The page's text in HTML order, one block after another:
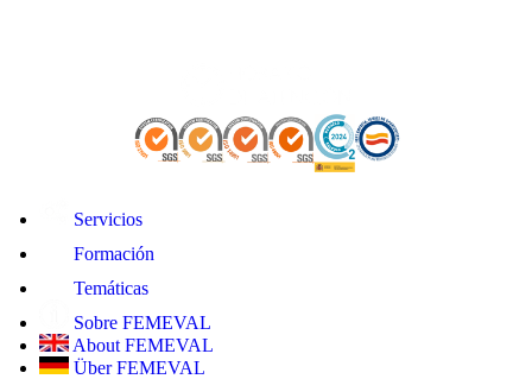
Servicios
Formación
Temáticas
Sobre FEMEVAL
About FEMEVAL
Über FEMEVAL